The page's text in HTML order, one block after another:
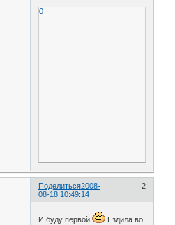
0
Поделиться 2
2008-
08-18 10:49:14
И буду первой
Ездила во